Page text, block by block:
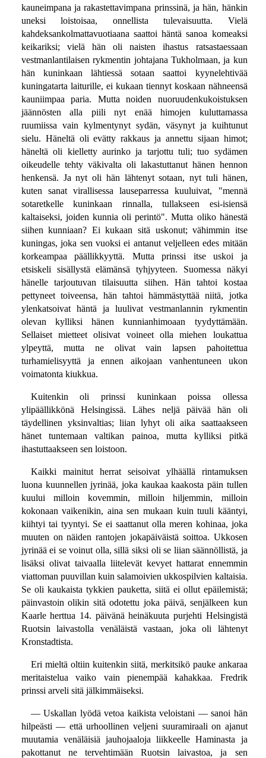
kauneimpana ja rakastettavimpana prinssinä, ja hän, hänkin
uneksi loistoisaa, onnellista tulevaisuutta. Vielä
kahdeksankolmattavuotiaana saattoi häntä sanoa komeaksi
keikariksi; vielä hän oli naisten ihastus ratsastaessaan
vestmanlantilaisen rykmentin johtajana Tukholmaan, ja kun
hän kuninkaan lähtiessä sotaan saattoi kyynelehtivää
kuningatarta laiturille, ei kukaan tiennyt koskaan nähneensä
kauniimpaa paria. Mutta noiden nuoruudenkukoistuksen
jäännösten alla piili nyt enää himojen kuluttamassa
ruumiissa vain kylmentynyt sydän, väsynyt ja kuihtunut
sielu. Häneltä oli evätty rakkaus ja annettu sijaan himot;
häneltä oli kielletty aurinko ja tarjottu tuli; tuo sydämen
oikeudelle tehty väkivalta oli lakastuttanut hänen hennon
henkensä. Ja nyt oli hän lähtenyt sotaan, nyt tuli hänen,
kuten sanat virallisessa lauseparressa kuuluivat, "mennä
sotaretkelle kuninkaan rinnalla, tullakseen esi-isiensä
kaltaiseksi, joiden kunnia oli perintö". Mutta oliko hänestä
siihen kunniaan? Ei kukaan sitä uskonut; vähimmin itse
kuningas, joka sen vuoksi ei antanut veljelleen edes mitään
korkeampaa päällikkyyttä. Mutta prinssi itse uskoi ja
etsiskeli sisällystä elämänsä tyhjyyteen. Suomessa näkyi
hänelle tarjoutuvan tilaisuutta siihen. Hän tahtoi kostaa
pettyneet toiveensa, hän tahtoi hämmästyttää niitä, jotka
ylenkatsoivat häntä ja luulivat vestmanlannin rykmentin
olevan kylliksi hänen kunnianhimoaan tyydyttämään.
Sellaiset mietteet olisivat voineet olla miehen loukattua
ylpeyttä, mutta ne olivat vain lapsen pahoitettua
turhamielisyyttä ja ennen aikojaan vanhentuneen ukon
voimatonta kiukkua.
Kuitenkin oli prinssi kuninkaan poissa ollessa
ylipäällikkönä Helsingissä. Lähes neljä päivää hän oli
täydellinen yksinvaltias; liian lyhyt oli aika saattaakseen
hänet tuntemaan valtikan painoa, mutta kylliksi pitkä
ihastuttaakseen sen loistoon.
Kaikki mainitut herrat seisoivat ylhäällä rintamuksen
luona kuunnellen jyrinää, joka kaukaa kaakosta päin tullen
kuului milloin kovemmin, milloin hiljemmin, milloin
kokonaan vaikenikin, aina sen mukaan kuin tuuli kääntyi,
kiihtyi tai tyyntyi. Se ei saattanut olla meren kohinaa, joka
muuten on näiden rantojen jokapäiväistä soittoa. Ukkosen
jyrinää ei se voinut olla, sillä siksi oli se liian säännöllistä, ja
lisäksi olivat taivaalla liitelevät kevyet hattarat ennemmin
viattoman puuvillan kuin salamoivien ukkospilvien kaltaisia.
Se oli kaukaista tykkien pauketta, siitä ei ollut epäilemistä;
päinvastoin olikin sitä odotettu joka päivä, senjälkeen kun
Kaarle herttua 14. päivänä heinäkuuta purjehti Helsingistä
Ruotsin laivastolla venäläistä vastaan, joka oli lähtenyt
Kronstadtista.
Eri mieltä oltiin kuitenkin siitä, merkitsikö pauke ankaraa
meritaistelua vaiko vain pienempää kahakkaa. Fredrik
prinssi arveli sitä jälkimmäiseksi.
— Uskallan lyödä vetoa kaikista veloistani — sanoi hän
hilpeästi — että urhoollinen veljeni suuramiraali on ajanut
muutamia venäläisiä jauhojaaloja liikkeelle Haminasta ja
pakottanut ne tervehtimään Ruotsin laivastoa, ja sen